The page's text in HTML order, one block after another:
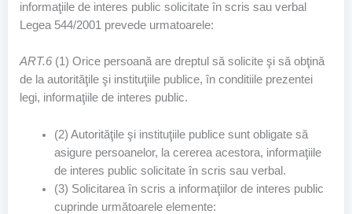
informaţiile de interes public solicitate în scris sau verbal
Legea 544/2001 prevede urmatoarele:
ART.6 (1) Orice persoană are dreptul să solicite şi să obţină
de la autorităţile şi instituţiile publice, în conditiile prezentei
legi, informaţiile de interes public.
(2) Autorităţile şi instituţiile publice sunt obligate să
asigure persoanelor, la cererea acestora, informaţiile
de interes public solicitate în scris sau verbal.
(3) Solicitarea în scris a informaţiilor de interes public
cuprinde următoarele elemente: